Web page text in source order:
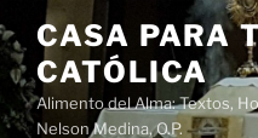
Saltar
al
contenido
CASA PARA
CATÓLICA
Alimento del Alma: Textos,
Nelson Medina, O.P.